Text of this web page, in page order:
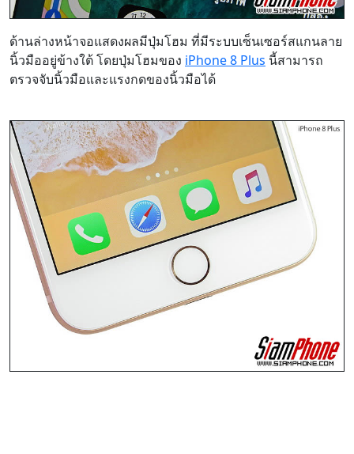
ด้านล่างหน้าจอแสดงผลมีปุ่มโฮม ที่มีระบบเซ็นเซอร์สแกนลาย
นิ้วมืออยู่ข้างใต้ โดยปุ่มโฮมของ iPhone 8 Plus นี้สามารถ
ตรวจจับนิ้วมือและแรงกดของนิ้วมือได้